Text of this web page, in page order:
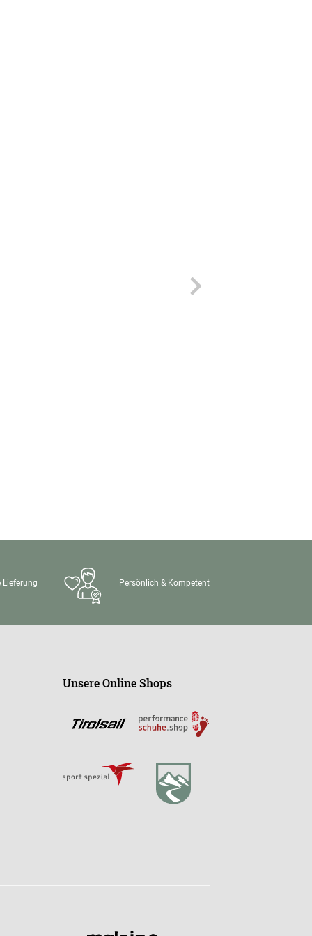
Lieferung Persönlich & Kompetent
Unsere Online Shops